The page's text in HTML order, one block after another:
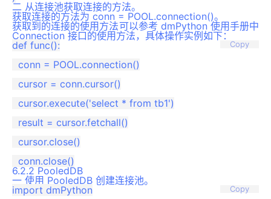
二 从连接池获取连接的方法。
获取连接的方法为 conn = POOL.connection()。
获取到的连接的使用方法可以参考 dmPython 使用手册中
Connection 接口的使用方法，具体操作实例如下：
Copy
def func():
  conn = POOL.connection()
  cursor = conn.cursor()
  cursor.execute('select * from tb1')
  result = cursor.fetchall()
  cursor.close()
6.2.2 PooledDB
一 使用 PooledDB 创建连接池。
Copy
import dmPython